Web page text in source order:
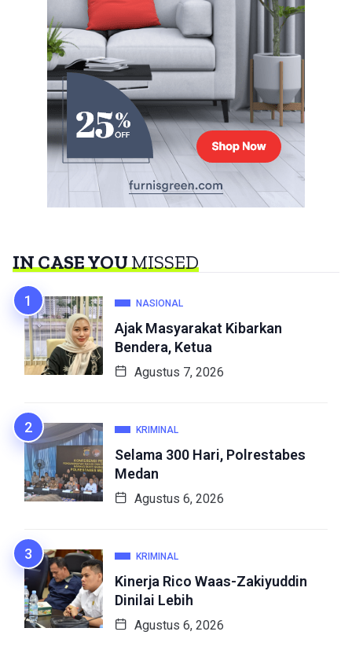
IN CASE YOUMISSED
NASIONAL
Ajak Masyarakat Kibarkan
Bendera, Ketua
Agustus 7, 2026
KRIMINAL
Selama 300 Hari, Polrestabes
Medan
Agustus 6, 2026
KRIMINAL
Kinerja Rico Waas-Zakiyuddin
Dinilai Lebih
Agustus 6, 2026